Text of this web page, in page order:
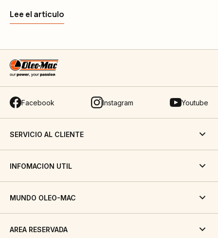
para controlar fácilmente la máquina mediante los
Lee el articulo
Facebook Instagram Youtube
SERVICIO AL CLIENTE
INFOMACION UTIL
MUNDO OLEO-MAC
AREA RESERVADA